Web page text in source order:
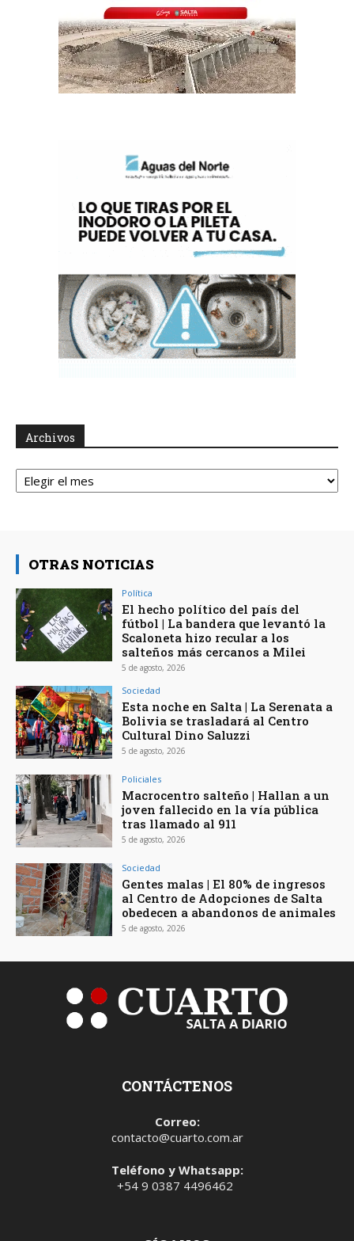
Archivos
Archivos
OTRAS NOTICIAS
Política
El hecho político del país del
fútbol | La bandera que levantó la
Scaloneta hizo recular a los
salteños más cercanos a Milei
5 de agosto, 2026
Sociedad
Esta noche en Salta | La Serenata a
Bolivia se trasladará al Centro
Cultural Dino Saluzzi
5 de agosto, 2026
Policiales
Macrocentro salteño | Hallan a un
joven fallecido en la vía pública
tras llamado al 911
5 de agosto, 2026
Sociedad
Gentes malas | El 80% de ingresos
al Centro de Adopciones de Salta
obedecen a abandonos de animales
5 de agosto, 2026
CONTÁCTENOS
Correo:
contacto@cuarto.com.ar
Teléfono y Whatsapp:
+54 9 0387 4496462